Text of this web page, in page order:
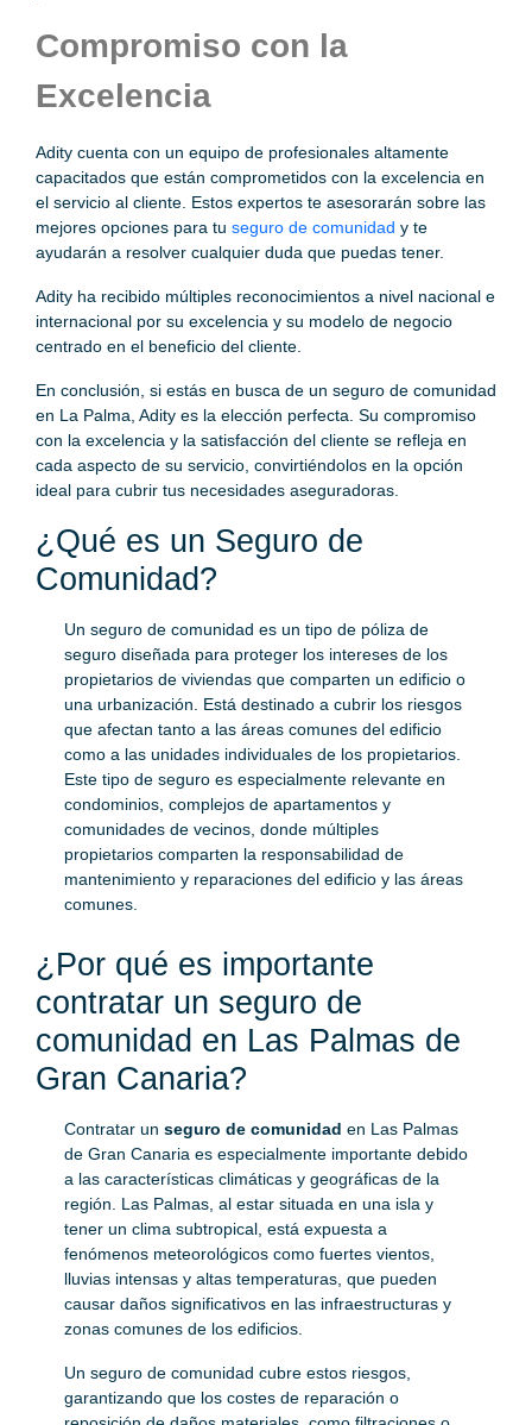
Compromiso con la
Excelencia
Adity cuenta con un equipo de profesionales altamente
capacitados que están comprometidos con la excelencia en
el servicio al cliente. Estos expertos te asesorarán sobre las
mejores opciones para tu seguro de comunidad y te
ayudarán a resolver cualquier duda que puedas tener.
Adity ha recibido múltiples reconocimientos a nivel nacional e
internacional por su excelencia y su modelo de negocio
centrado en el beneficio del cliente.
En conclusión, si estás en busca de un seguro de comunidad
en La Palma, Adity es la elección perfecta. Su compromiso
con la excelencia y la satisfacción del cliente se refleja en
cada aspecto de su servicio, convirtiéndolos en la opción
ideal para cubrir tus necesidades aseguradoras.
¿Qué es un Seguro de
Comunidad?
Un seguro de comunidad es un tipo de póliza de
seguro diseñada para proteger los intereses de los
propietarios de viviendas que comparten un edificio o
una urbanización. Está destinado a cubrir los riesgos
que afectan tanto a las áreas comunes del edificio
como a las unidades individuales de los propietarios.
Este tipo de seguro es especialmente relevante en
condominios, complejos de apartamentos y
comunidades de vecinos, donde múltiples
propietarios comparten la responsabilidad de
mantenimiento y reparaciones del edificio y las áreas
comunes.
¿Por qué es importante
contratar un seguro de
comunidad en Las Palmas de
Gran Canaria?
Contratar un seguro de comunidad en Las Palmas
de Gran Canaria es especialmente importante debido
a las características climáticas y geográficas de la
región. Las Palmas, al estar situada en una isla y
tener un clima subtropical, está expuesta a
fenómenos meteorológicos como fuertes vientos,
lluvias intensas y altas temperaturas, que pueden
causar daños significativos en las infraestructuras y
zonas comunes de los edificios.
Un seguro de comunidad cubre estos riesgos,
garantizando que los costes de reparación o